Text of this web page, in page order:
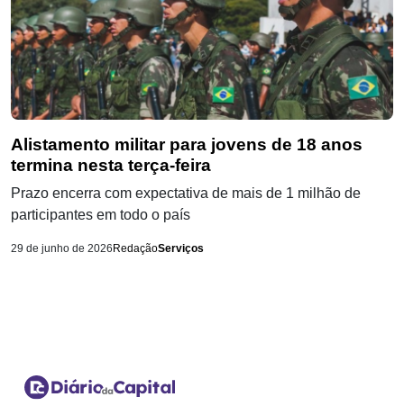
Alistamento militar para jovens de 18 anos
termina nesta terça-feira
Prazo encerra com expectativa de mais de 1 milhão de
participantes em todo o país
29 de junho de 2026 RedaçãoServiços